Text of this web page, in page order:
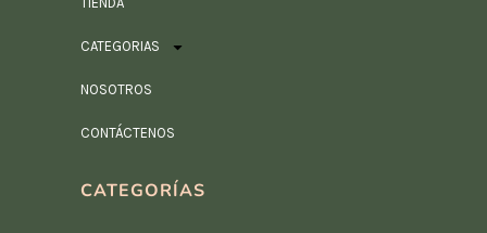
CATEGORIAS
NOSOTROS
CONTÁCTENOS
CATEGORÍAS